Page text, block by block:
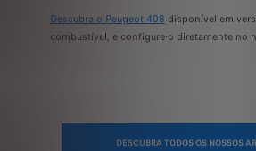
Descubra o Peugeot 408 disponível em
combustível, e configure-o diretamente no
DESCUBRA TODOS OS NOSSOS